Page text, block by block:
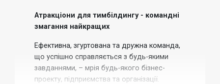
Атракціони для тимбілдингу - командні
змагання найкращих
Ефективна, згуртована та дружна команда,
що успішно справляється з будь-якими
завданнями, – мрія будь-якого бізнес-
проекту, підприємства та організації.